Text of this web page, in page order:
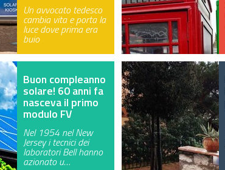
Un avvocato tedesco
cambia vita e porta la
luce dove prima era
buio
Buon compleanno
solare! 60 anni fa
nasceva il primo
modulo FV
Nel 1954 nel New
Jersey i tecnici dei
laboratori Bell hanno
azionato u…